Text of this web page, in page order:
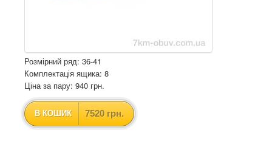
Розмірний ряд: 36-41
Комплектація ящика: 8
Ціна за пару: 940 грн.
В КОШИК 7520 грн.